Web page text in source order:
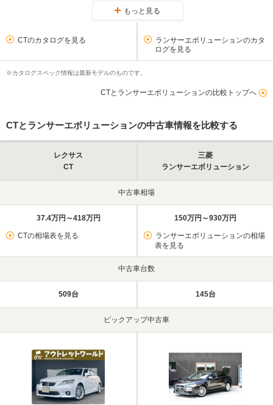
もっと見る
CTのカタログを見る
ランサーエボリューションのカタ
ログを見る
※カタログスペック情報は最新モデルのものです。
CTとランサーエボリューションの比較トップへ
CTとランサーエボリューションの中古車情報を比較する
レクサス
CT
三菱
ランサーエボリューション
中古車相場
37.4万円～418万円
CTの相場表を見る
150万円～930万円
ランサーエボリューションの相場
表を見る
中古車台数
509台 145台
ピックアップ中古車